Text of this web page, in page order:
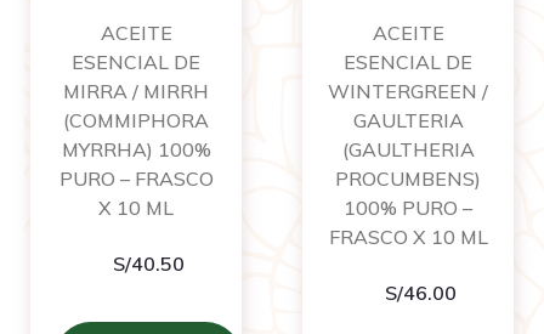
ACEITE
ESENCIAL DE
MIRRA / MIRRH
(COMMIPHORA
MYRRHA) 100%
PURO – FRASCO
X 10 ML
S/40.50
ACEITE
ESENCIAL DE
WINTERGREEN /
GAULTERIA
(GAULTHERIA
PROCUMBENS)
100% PURO –
FRASCO X 10 ML
S/46.00